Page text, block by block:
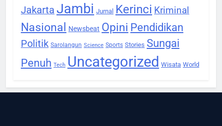
Jakarta Jambi Jurnal Kerinci Kriminal
Nasional Newsbeat Opini Pendidikan
Politik Sarolangun Science Sports Stories Sungai
Penuh Tech Uncategorized Wisata World